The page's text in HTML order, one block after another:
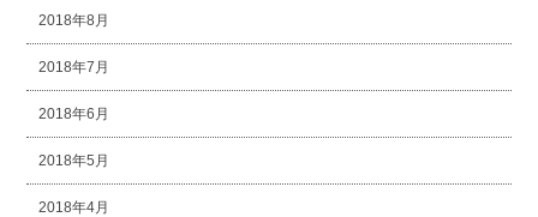
2018年8月
2018年7月
2018年6月
2018年5月
2018年4月